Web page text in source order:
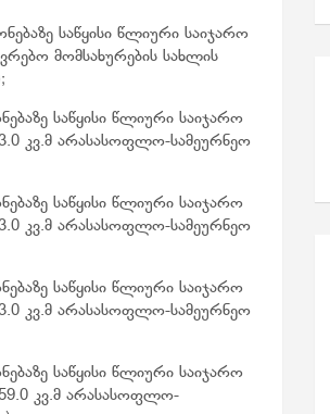
საწყისი წლიური საიჯარო
მომსახურების სახლის
საწყისი წლიური საიჯარო
კვ.მ არასასოფლო-სამეურნეო
საწყისი წლიური საიჯარო
კვ.მ არასასოფლო-სამეურნეო
საწყისი წლიური საიჯარო
კვ.მ არასასოფლო-სამეურნეო
საწყისი წლიური საიჯარო
კვ.მ არასასოფლო-